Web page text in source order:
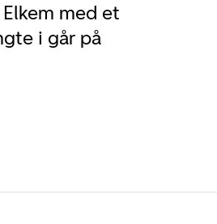
med et
i går på